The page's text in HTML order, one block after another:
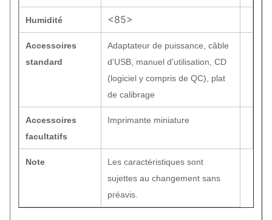
Humidité <85>
Accessoires
standard
Adaptateur de puissance, câble
d'USB, manuel d'utilisation, CD
(logiciel y compris de QC), plat
de calibrage
Accessoires
facultatifs
Imprimante miniature
Note
Les caractéristiques sont
sujettes au changement sans
préavis.